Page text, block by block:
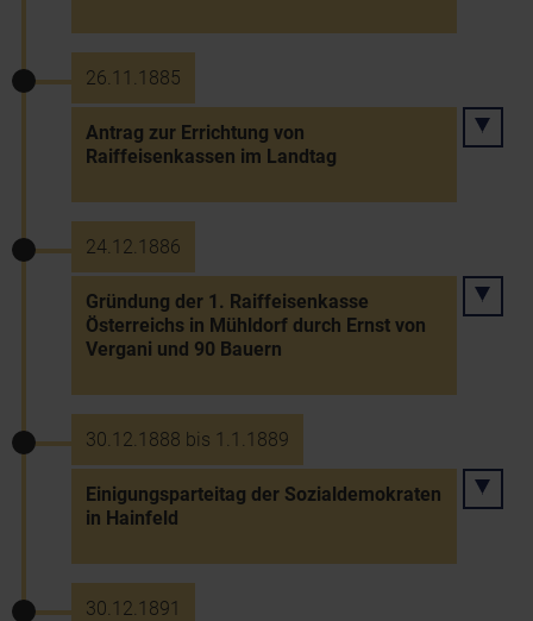
26.11.1885
Antrag zur Errichtung von
Raiffeisenkassen im Landtag
24.12.1886
Gründung der 1. Raiffeisenkasse
Österreichs in Mühldorf durch Ernst von
Vergani und 90 Bauern
30.12.1888 bis 1.1.1889
Einigungsparteitag der Sozialdemokraten
in Hainfeld
30.12.1891